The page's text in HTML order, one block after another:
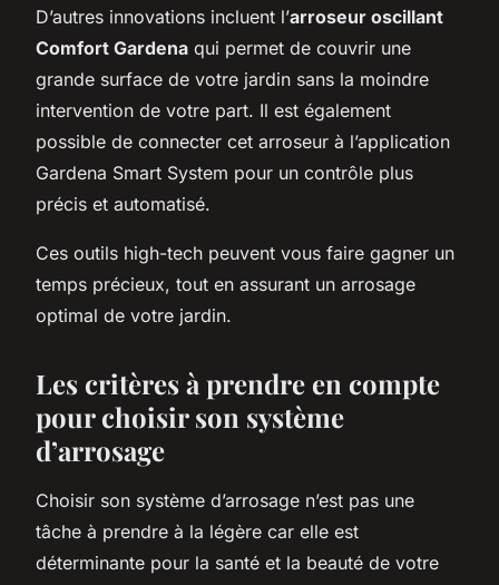
D’autres innovations incluent l’arroseur oscillant
Comfort Gardena qui permet de couvrir une
grande surface de votre jardin sans la moindre
intervention de votre part. Il est également
possible de connecter cet arroseur à l’application
Gardena Smart System pour un contrôle plus
précis et automatisé.
Ces outils high-tech peuvent vous faire gagner un
temps précieux, tout en assurant un arrosage
optimal de votre jardin.
Les critères à prendre en compte
pour choisir son système
d’arrosage
Choisir son système d’arrosage n’est pas une
tâche à prendre à la légère car elle est
déterminante pour la santé et la beauté de votre